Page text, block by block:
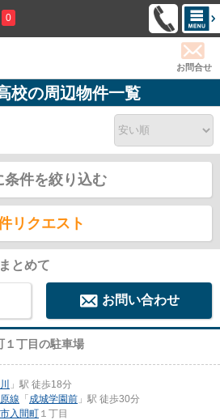
0
お問合せ
校の周辺物件一覧
条件を絞り込む
リクエスト
とめて
お問い合わせ
１丁目の駐車場
」駅 徒歩18分
線 「 成城学園前 」駅 徒歩30分
入間町 １丁目